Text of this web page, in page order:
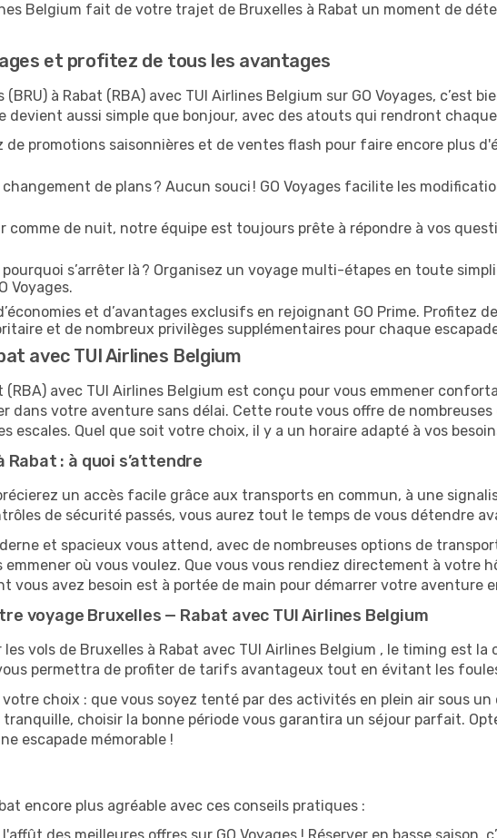
Belgium fait de votre trajet de Bruxelles à Rabat un moment de
et profitez de tous les avantages
à Rabat (RBA) avec TUI Airlines Belgium sur GO Voyages, c’est
devient aussi simple que bonjour, avec des atouts qui rendront
de promotions saisonnières et de ventes flash pour faire encore plus
changement de plans ? Aucun souci ! GO Voyages facilite les
comme de nuit, notre équipe est toujours prête à répondre à vos
pourquoi s’arrêter là ? Organisez un voyage multi-étapes en toute
Voyages.
et d’avantages exclusifs en rejoignant GO Prime. Profitez
et de nombreux privilèges supplémentaires pour chaque
avec TUI Airlines Belgium
avec TUI Airlines Belgium est conçu pour vous emmener
dans votre aventure sans délai. Cette route vous offre de
escales. Quel que soit votre choix, il y a un horaire adapté à vos
: à quoi s’attendre
un accès facile grâce aux transports en commun, à une
de sécurité passés, vous aurez tout le temps de vous détendre
et spacieux vous attend, avec de nombreuses options de
où vous voulez. Que vous vous rendiez directement à votre
vous avez besoin est à portée de main pour démarrer votre aventure
voyage Bruxelles — Rabat avec TUI Airlines Belgium
vols de Bruxelles à Rabat avec TUI Airlines Belgium , le timing est la
permettra de profiter de tarifs avantageux tout en évitant les
choix : que vous soyez tenté par des activités en plein air sous
choisir la bonne période vous garantira un séjour parfait.
escapade mémorable !
encore plus agréable avec ces conseils pratiques :